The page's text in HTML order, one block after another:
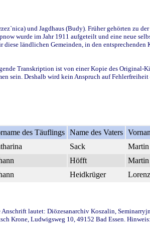
und Jagdhaus (Budy). Früher gehörten zu
wurde im Jahr 1911 aufgeteilt und eine neue
ländlichen Gemeinden, in den entsprechenden
Transkription ist von einer Kopie des Original-
sein. Deshalb wird kein Anspruch auf Fehlerfreiheit
des Täuflings Name des Vaters
Sack Martin
Höfft Martin
Heidkrüger Lorenz
lautet: Diözesanarchiv Koszalin,
Krone, Ludwigsweg 10, 49152 Bad Essen.